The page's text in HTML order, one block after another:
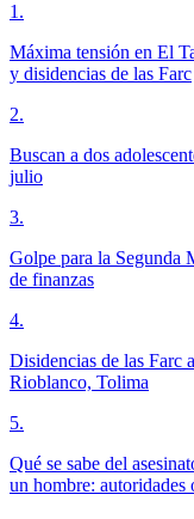
1 .
Máxima tensión en El
y disidencias de las Farc
2.
Buscan a dos
julio
3.
Golpe para la Segunda
de finanzas
4.
Disidencias de las Farc
Rioblanco, Tolima
5.
Qué se sabe del
un hombre: autoridades